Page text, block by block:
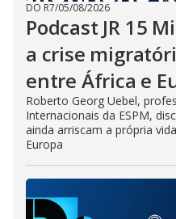
DO R7/05/08/2026
Podcast JR 15
a crise
entre África e
Roberto Georg Uebel,
Internacionais da ESPM,
ainda arriscam a própria
Europa